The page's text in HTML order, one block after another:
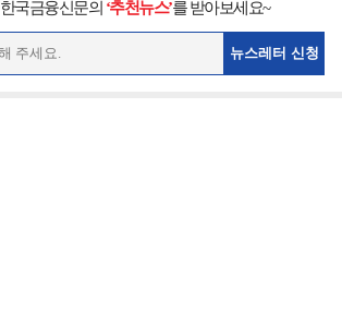
국금융신문의 ‘추천뉴스’를 받아보세요~
뉴스레터 신청